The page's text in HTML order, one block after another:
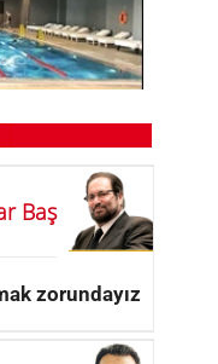
Baş
zorundayız